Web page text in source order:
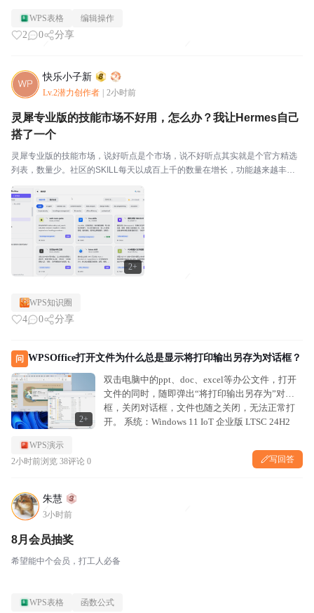
WPS表格 编辑操作
2 0 分享
快乐小子新
Lv.2潜力创作者 2小时前
2+
灵犀专业版的技能市场不好用，怎么办？我让Hermes自己
搭了一个
灵犀专业版的技能市场，说好听点是个市场，说不好听点其实就是个官方精选
列表，数量少。社区的SKILL每天以成百上千的数量在增长，功能越来越丰
保持那个样子。不好用，怎么办？Hermes等开源智...
WPS知识圈
4 0 分享
问 WPSOffice打开文件为什么总是显示将打印输出另存为对话框？
2+
双击电脑中的ppt、doc、excel等办公文件，打开
文件的同时，随即弹出“将打印输出另存为”对话
框，关闭对话框，文件也随之关闭，无法正常打
开。 系统：Windows 11 IoT 企业版 LTSC 24H2
WPS演示
2小时前浏览 38评论 0 写回答
朱慧
3小时前
8月会员抽奖
希望能中个会员，打工人必备
WPS表格 函数公式